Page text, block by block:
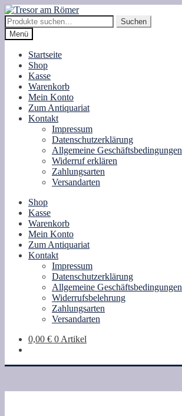
Zur
Navigation
springen
Zum
Inhalt
springen
Suche
nach:
Suchen
Menü
Startseite
Shop
Kasse
Warenkorb
Mein Konto
Zum Antiquariat
Kontakt
Impressum
Datenschutzerklärung
Allgemeine Geschäftsbedingungen
Widerruf erklären
Zahlungsarten
Versandarten
Shop
Kasse
Warenkorb
Mein Konto
Zum Antiquariat
Kontakt
Impressum
Datenschutzerklärung
Allgemeine Geschäftsbedingungen
Widerrufsbelehrung
Zahlungsarten
Versandarten
0,00 € 0 Artikel